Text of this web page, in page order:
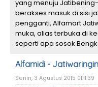
yang menuju
berakses masuk di sisi
pengganti, Alfamart
muka, alias terbuka di
seperti apa sosok
Alfamidi -
Senin, 3 Agustus 2015 01:11:39